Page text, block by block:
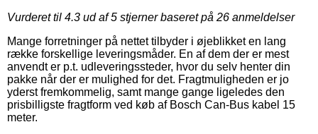
Vurderet til 4.3 ud af 5 stjerner baseret på 26 anmeldelser
Mange forretninger på nettet tilbyder i øjeblikket en lang
række forskellige leveringsmåder. En af dem der er mest
anvendt er p.t. udleveringssteder, hvor du selv henter din
pakke når der er mulighed for det. Fragtmuligheden er jo
yderst fremkommelig, samt mange gange ligeledes den
prisbilligste fragtform ved køb af Bosch Can-Bus kabel 15
meter.